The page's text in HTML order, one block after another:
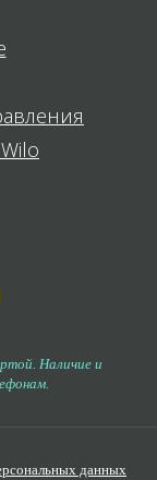
Наличие и
данных